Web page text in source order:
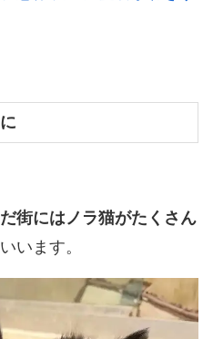
だ街にはノラ猫がたくさん
います。